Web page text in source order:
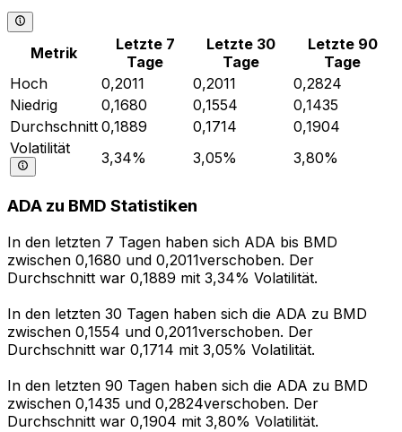
Metrik
Letzte 7
Tage
Letzte 30
Tage
Letzte 90
Tage
Hoch
0,2011 0,2011
0,2824
Niedrig
0,1680 0,1554
0,1435
Durchschnitt 0,1889 0,1714
0,1904
Volatilität
3,34% 3,05% 3,80%
ADA zu BMD Statistiken
In den letzten 7 Tagen haben sich ADA bis BMD
zwischen 0,1680 und 0,2011verschoben. Der
Durchschnitt war 0,1889 mit 3,34% Volatilität.
In den letzten 30 Tagen haben sich die ADA zu BMD
zwischen 0,1554 und 0,2011verschoben. Der
Durchschnitt war 0,1714 mit 3,05% Volatilität.
In den letzten 90 Tagen haben sich die ADA zu BMD
zwischen 0,1435 und 0,2824verschoben. Der
Durchschnitt war 0,1904 mit 3,80% Volatilität.